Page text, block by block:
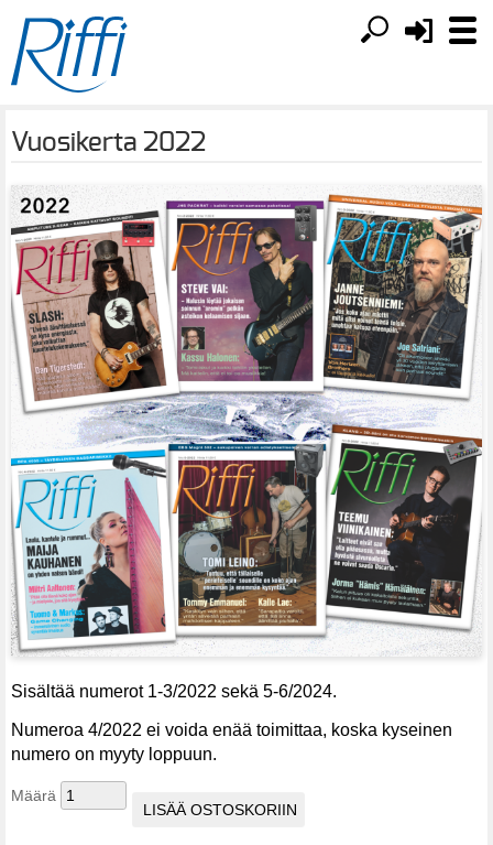
Vuosikerta 2022
Sisältää numerot 1-3/2022 sekä 5-6/2024.
Numeroa 4/2022 ei voida enää toimittaa, koska kyseinen
numero on myyty loppuun.
Määrä